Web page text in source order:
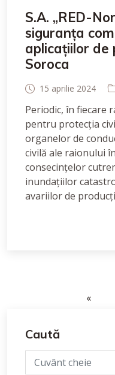
S.A. „RED-
siguranța
aplicațiilor de
Soroca
15 aprilie 2024
Periodic, în fiecare
pentru protecția
organelor de
civilă ale raionului
consecințelor
inundațiilor
avariilor de
«
Caută